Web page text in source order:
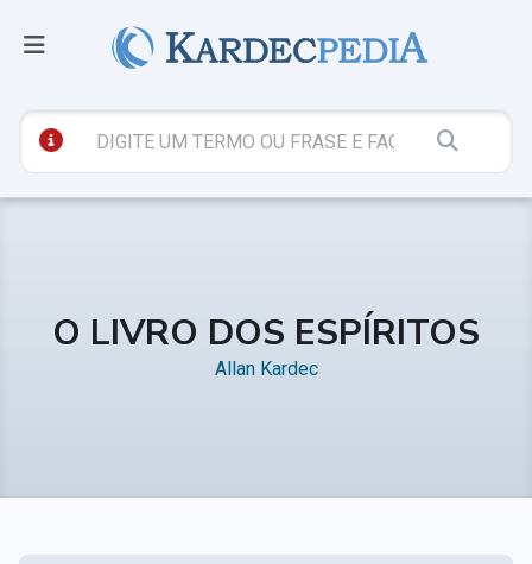
O LIVRO DOS ESPÍRITOS
Allan Kardec